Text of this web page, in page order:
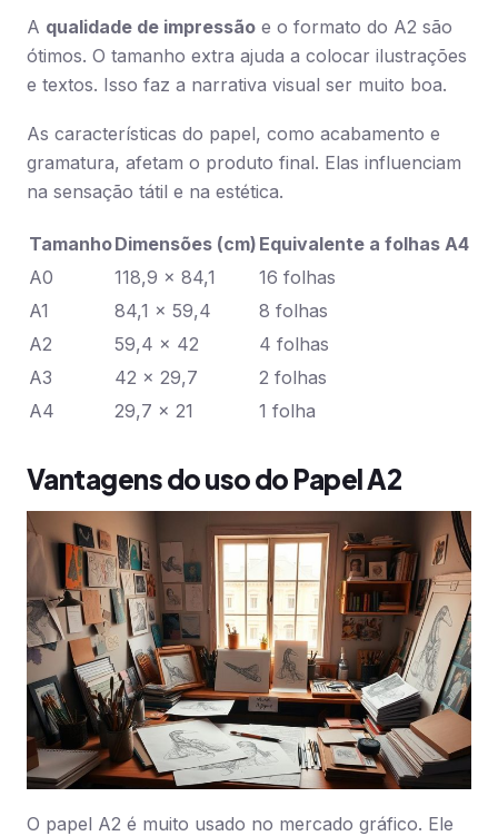
A qualidade de impressão e o formato do A2 são
ótimos. O tamanho extra ajuda a colocar ilustrações
e textos. Isso faz a narrativa visual ser muito boa.
As características do papel, como acabamento e
gramatura, afetam o produto final. Elas influenciam
na sensação tátil e na estética.
TamanhoDimensões (cm) Equivalente a folhas A4
A0
118,9 x 84,1
16 folhas
A1
84,1 x 59,4
8 folhas
A2
59,4 x 42
4 folhas
A3
42 x 29,7
2 folhas
A4
29,7 x 21 1 folha
Vantagens do uso do Papel A2
O papel A2 é muito usado no mercado gráfico. Ele